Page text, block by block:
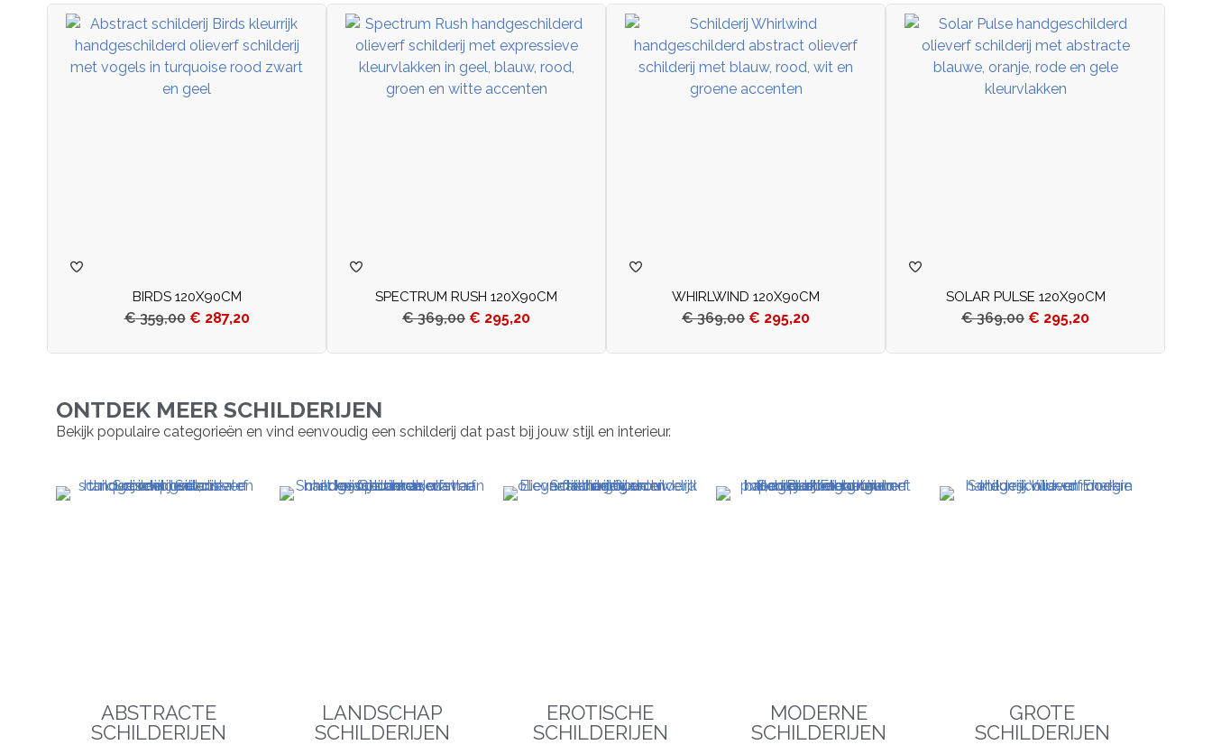
BIRDS 120X90CM
€359,00 € 287,20
SPECTRUM RUSH 120X90CM
€369,00 € 295,20
WHIRLWIND 120X90CM
€369,00 € 295,20
SOLAR PULSE 120X90CM
€369,00 € 295,20
ONTDEK MEER SCHILDERIJEN
Bekijk populaire categorieën en vind eenvoudig een schilderij dat past bij jouw stijl en interieur.
ABSTRACTE
SCHILDERIJEN
LANDSCHAP
SCHILDERIJEN
EROTISCHE
SCHILDERIJEN
MODERNE
SCHILDERIJEN
GROTE
SCHILDERIJEN